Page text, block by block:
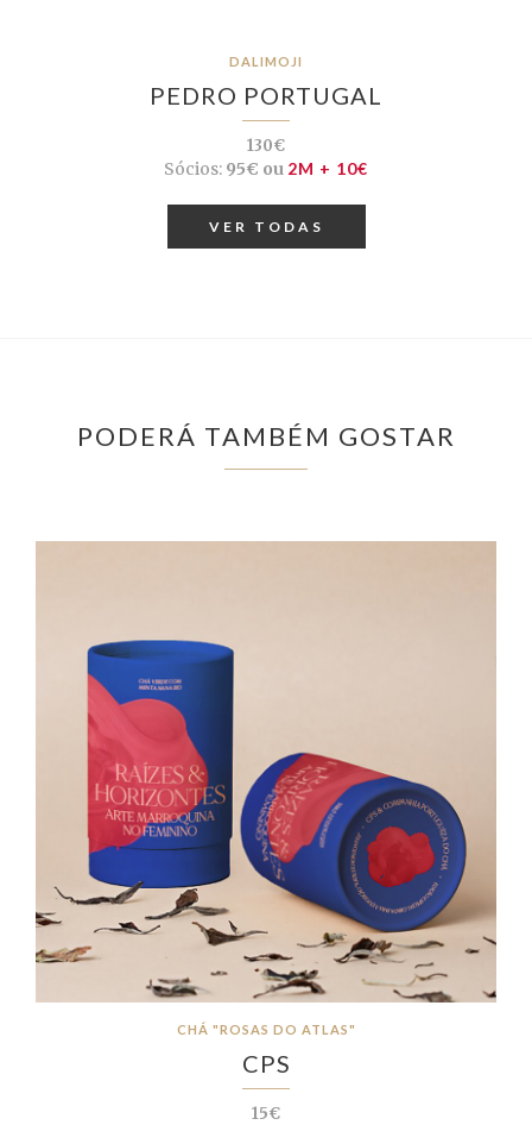
DALIMOJI
PEDRO PORTUGAL
130€
Sócios: 95€ ou 2M + 10€
VER TODAS
PODERÁ TAMBÉM GOSTAR
CHÁ "ROSAS DO ATLAS"
CPS
15€